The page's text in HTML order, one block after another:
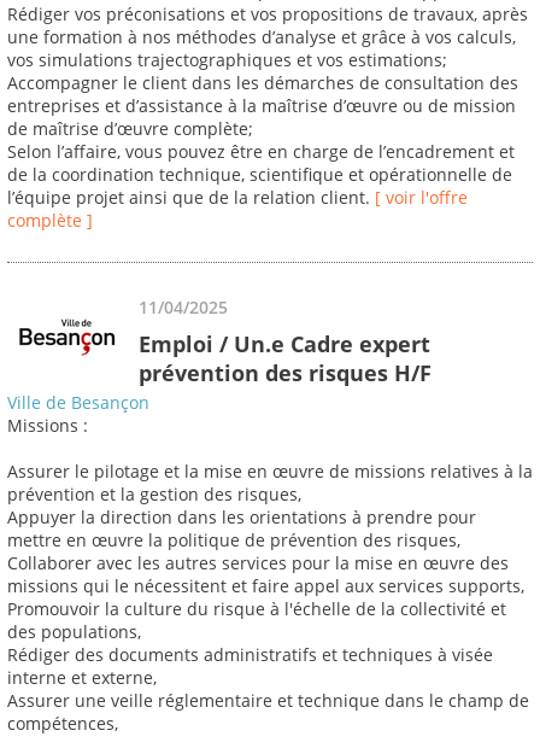
Rédiger vos préconisations et vos propositions de travaux, après
une formation à nos méthodes d’analyse et grâce à vos calculs,
vos simulations trajectographiques et vos estimations;
Accompagner le client dans les démarches de consultation des
entreprises et d’assistance à la maîtrise d’œuvre ou de mission
de maîtrise d’œuvre complète;
Selon l’affaire, vous pouvez être en charge de l’encadrement et
de la coordination technique, scientifique et opérationnelle de
l’équipe projet ainsi que de la relation client. [ voir l'offre
complète ]
11/04/2025
Emploi / Un.e Cadre expert
prévention des risques H/F
Ville de Besançon
Missions :
Assurer le pilotage et la mise en œuvre de missions relatives à la
prévention et la gestion des risques,
Appuyer la direction dans les orientations à prendre pour
mettre en œuvre la politique de prévention des risques,
Collaborer avec les autres services pour la mise en œuvre des
missions qui le nécessitent et faire appel aux services supports,
Promouvoir la culture du risque à l'échelle de la collectivité et
des populations,
Rédiger des documents administratifs et techniques à visée
interne et externe,
Assurer une veille réglementaire et technique dans le champ de
compétences,